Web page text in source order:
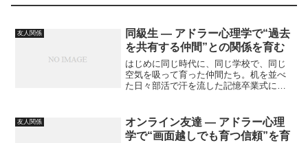
友人関係
同級生 ― アドラー心理学で“過去
を共有する仲間”との関係を育む
はじめに同じ時代に、同じ学校で、同じ
空気を吸って育った仲間たち。机を並べ
た日々部活で汗を流した記憶卒業式に交
につれて道が分かれたり成功や失敗に差
がついたり距離感がわから...
友人関係
オンライン友達 ― アドラー心理
学で“画面越しでも育つ信頼”を育